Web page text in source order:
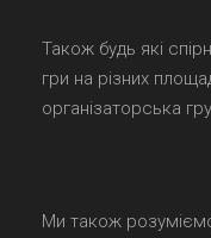
Також будь які
гри на різних
організаторська
Ми також